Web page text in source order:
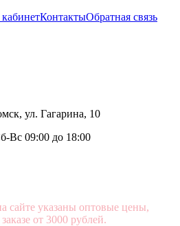
КонтактыОбратная связь
ул. Гагарина, 10
Вс 09:00 до 18:00
сайте указаны оптовые цены,
от 3000 рублей.